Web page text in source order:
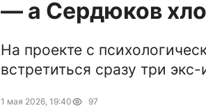
— а Сердюков
На проекте с
встретиться сразу три
1 мая 2026, 19:40 97